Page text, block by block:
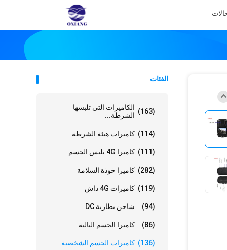
الفئات
الكاميرات التي تلبسها
الشرطة...
(163)
كاميرات هيئة الشرطة (114)
كاميرا 4G تلبس الجسم (111)
كاميرا خوذة السلامة (282)
كاميرات 4G داش (119)
شاحن بطارية DC (94)
كاميرا الجسم البالية (86)
كاميرات الجسم الشخصية (136)